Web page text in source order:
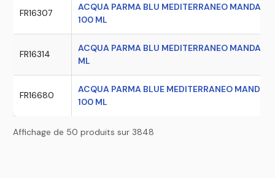
FR16307
ACQUA PARMA BLU MEDITERRANEO
100 ML
FR16314
ACQUA PARMA BLU MEDITERRANEO
ML
FR16680
ACQUA PARMA BLUE MEDITERRANEO
100 ML
Affichage de 50 produits sur 3848